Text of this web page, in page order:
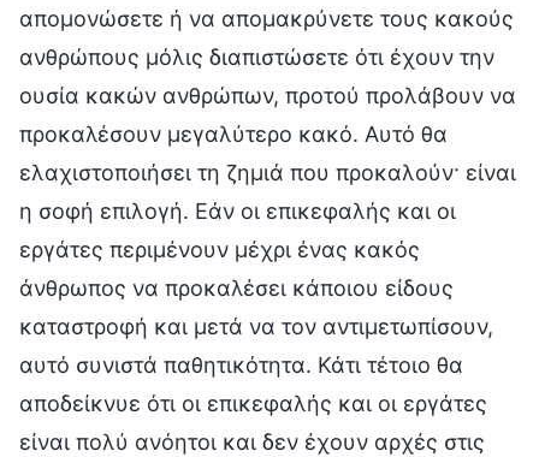
απομονώσετε ή να απομακρύνετε τους κακούς
ανθρώπους μόλις διαπιστώσετε ότι έχουν την
ουσία κακών ανθρώπων, προτού προλάβουν να
προκαλέσουν μεγαλύτερο κακό. Αυτό θα
ελαχιστοποιήσει τη ζημιά που προκαλούν· είναι
η σοφή επιλογή. Εάν οι επικεφαλής και οι
εργάτες περιμένουν μέχρι ένας κακός
άνθρωπος να προκαλέσει κάποιου είδους
καταστροφή και μετά να τον αντιμετωπίσουν,
αυτό συνιστά παθητικότητα. Κάτι τέτοιο θα
αποδείκνυε ότι οι επικεφαλής και οι εργάτες
είναι πολύ ανόητοι και δεν έχουν αρχές στις